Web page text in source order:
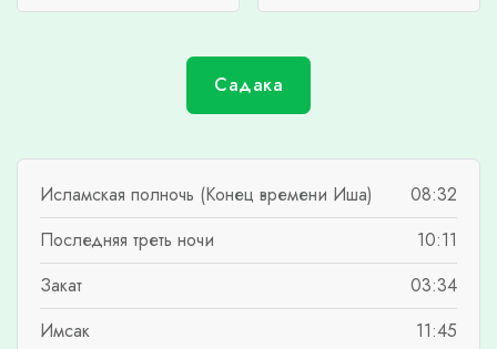
Садака
Исламская полночь (Конец времени Иша)
08:32
Последняя треть ночи
10:11
Закат
03:34
Имсак
11:45